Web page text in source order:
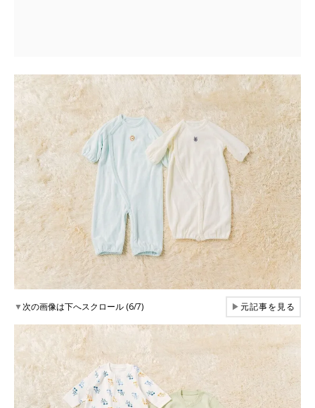
▼次の画像は下へスクロール (6/7) ▶元記事を見る